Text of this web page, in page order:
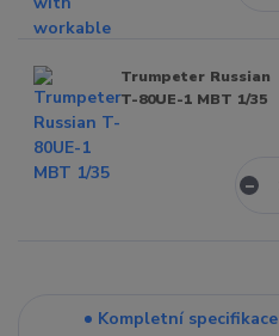
Trumpeter Russian
T-80UE-1 MBT 1/35
Kompletní specifikace